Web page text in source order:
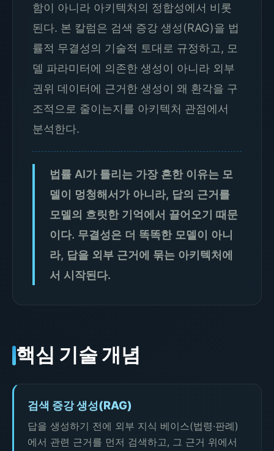
함이 아니라 아키텍처의 정합성에서 비롯
된다. 본 칼럼은 검색 증강 생성(RAG)을 법
률적 무결성의 기술적 토대로 규정하고, 모
델 파라미터에 의존한 생성이 아니라 외부
권위 데이터에 근거한 생성이 왜 환각을 구
조적으로 줄이는지를 아키텍처 관점에서
분석한다.
법률 AI가 틀리는 가장 흔한 이유는 모
델이 멍청해서가 아니라, 답의 근거를
모델의 흐릿한 기억에서 끌어오기 때문
이다. 무결성은 더 똑똑한 모델이 아니
라, 답을 외부 근거에 묶는 아키텍처에
서 시작된다.
핵심 기술 개념
검색 증강 생성(RAG)
답을 생성하기 전에 외부 지식 베이스(법령·판례)
에서 관련 근거를 먼저 검색하고, 그 근거 위에서